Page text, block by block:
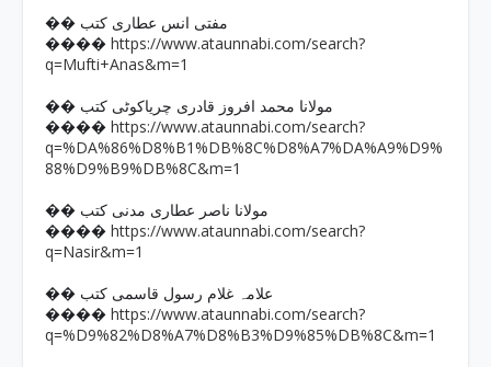
�� مفتی انس عطاری کتب
���� https://www.ataunnabi.com/search?
q=Mufti+Anas&m=1
�� مولانا محمد افروز قادری چریاکوٹی کتب
���� https://www.ataunnabi.com/search?
q=%DA%86%D8%B1%DB%8C%D8%A7%DA%A9%D9%
88%D9%B9%DB%8C&m=1
�� مولانا ناصر عطاری مدنی کتب
���� https://www.ataunnabi.com/search?
q=Nasir&m=1
�� علامہ غلام رسول قاسمی کتب
���� https://www.ataunnabi.com/search?
q=%D9%82%D8%A7%D8%B3%D9%85%DB%8C&m=1